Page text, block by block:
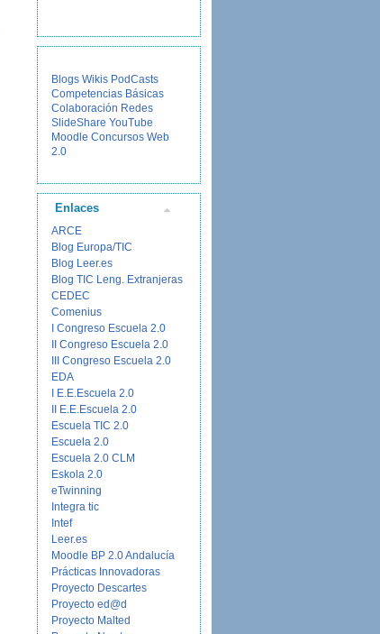
Blogs Wikis PodCasts
Competencias Básicas
Colaboración Redes
SlideShare YouTube
Moodle Concursos Web
2.0
Enlaces
ARCE
Blog Europa/TIC
Blog Leer.es
Blog TIC Leng. Extranjeras
CEDEC
Comenius
I Congreso Escuela 2.0
II Congreso Escuela 2.0
III Congreso Escuela 2.0
EDA
I E.E.Escuela 2.0
II E.E.Escuela 2.0
Escuela TIC 2.0
Escuela 2.0
Escuela 2.0 CLM
Eskola 2.0
eTwinning
Integra tic
Intef
Leer.es
Moodle BP 2.0 Andalucía
Prácticas Innovadoras
Proyecto Descartes
Proyecto ed@d
Proyecto Malted